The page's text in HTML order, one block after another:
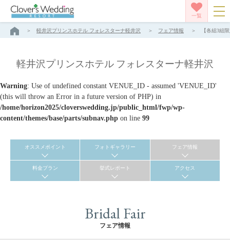
一覧
軽井沢プリンスホテル フォレスターナ軽井沢 フェア情報 【各組3組
軽井沢プリンスホテル フォレスターナ軽井沢
Warning: Use of undefined constant VENUE_ID - assumed 'VENUE_ID'
(this will throw an Error in a future version of PHP) in
/home/horizon2025/cloverswedding.jp/public_html/fwp/wp-
content/themes/base/parts/subnav.php on line 99
オススメポイント フォトギャラリー フェア情報
料金プラン 挙式レポート アクセス
Bridal Fair
フェア情報